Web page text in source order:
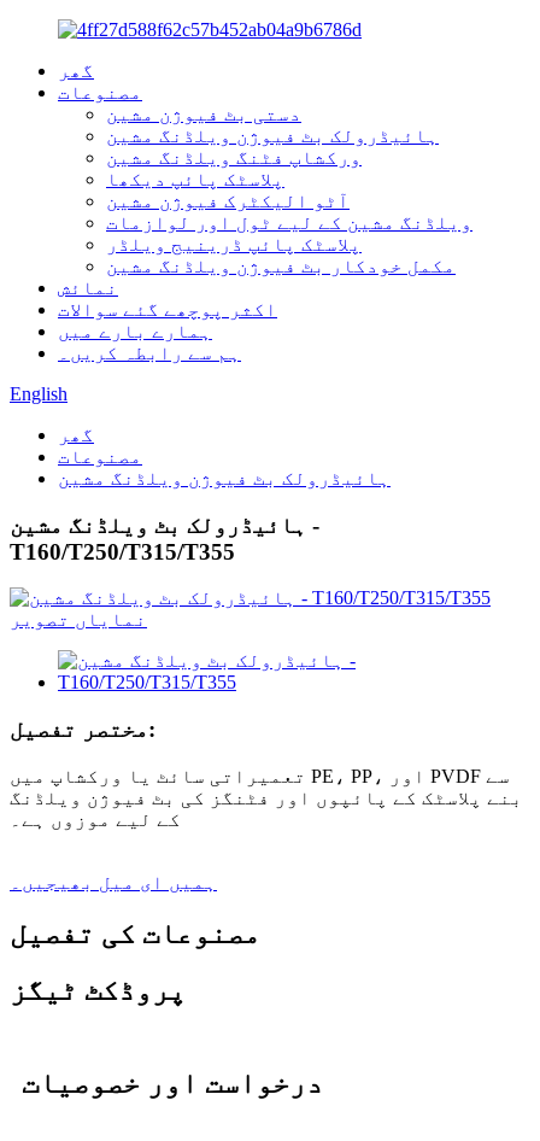
گھر
مصنوعات
دستی بٹ فیوژن مشین
ہائیڈرولک بٹ فیوژن ویلڈنگ مشین
ورکشاپ فٹنگ ویلڈنگ مشین
پلاسٹک پائپ دیکھا
آٹو الیکٹرک فیوژن مشین
ویلڈنگ مشین کے لیے ٹول اور لوازمات
پلاسٹک پائپ ڈرینیج ویلڈر
مکمل خودکار بٹ فیوژن ویلڈنگ مشین
نمائش
اکثر پوچھے گئے سوالات
ہمارے بارے میں
ہم سے رابطہ کریں۔
English
گھر
مصنوعات
ہائیڈرولک بٹ فیوژن ویلڈنگ مشین
ہائیڈرولک بٹ ویلڈنگ مشین -
T160/T250/T315/T355
مختصر تفصیل:
تعمیراتی سائٹ یا ورکشاپ میں PE، PP، اور PVDF سے
بنے پلاسٹک کے پائپوں اور فٹنگز کی بٹ فیوژن ویلڈنگ
کے لیے موزوں ہے۔
ہمیں ای میل بھیجیں۔
مصنوعات کی تفصیل
پروڈکٹ ٹیگز
درخواست اور خصوصیات